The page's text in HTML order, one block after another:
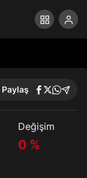
Paylaş
Değişim
0 %